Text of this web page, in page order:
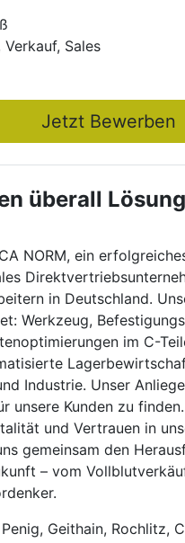
Sales
Jetzt Bewerben
überall
NORM, ein
in Deutschland.
Werkzeug,
im C-
Industrie. Unser
unsere Kunden zu
und Vertrauen in
gemeinsam den
– vom
Penig, Geithain, Rochlitz,